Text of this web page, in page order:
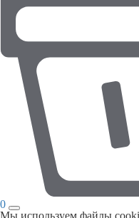
0
Мы используем файлы